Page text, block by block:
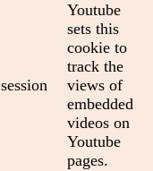
session
Youtube
sets this
cookie to
track the
views of
embedded
videos on
Youtube
pages.